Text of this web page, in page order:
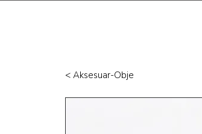
< Aksesuar-Obje